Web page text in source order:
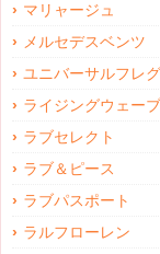
マリャージュ
メルセデスベンツ
ユニバーサルフレ
ライジングウェーブ
ラブセレクト
ラブ＆ピース
ラブパスポート
ラルフローレン